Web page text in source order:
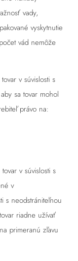
vady,
vyskytnutie
vád nemôže
v súvislosti s
sa tovar mohol
právo na:
v súvislosti s
v
s neodstrániteľnou
riadne užívať
primeranú zľavu